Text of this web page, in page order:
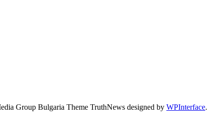
Group Bulgaria Theme TruthNews designed by WPInterface.